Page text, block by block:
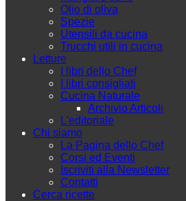
Olio di oliva
Spezie
Utensili da cucina
Trucchi utili in cucina
Letture
I libri dello Chef
I libri consigliati
Cucina Naturale
Archivio Articoli
L'editoriale
Chi siamo
La Pagina dello Chef
Corsi ed Eventi
Iscriviti alla Newsletter
Contatti
Cerca ricette